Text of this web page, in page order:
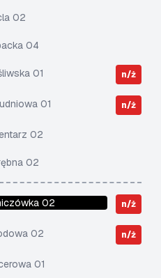
02
04
01 n/ż
01 n/ż
02
02
02 n/ż
02 n/ż
01